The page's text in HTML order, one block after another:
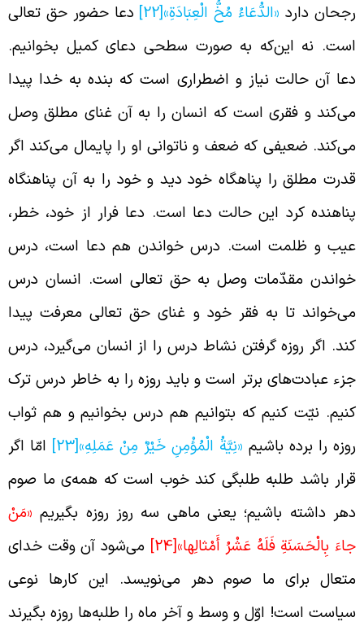
دارد«الدُّعَاءُ مُخُّ الْعِبَادَةِ»[22]
دعا حضور حق تعالی
نه ‌این‌که به صورت سطحی دعای کمیل بخوانیم.
آن حالت نیاز و اضطراری است که بنده به خدا پیدا
و فقری است که انسان را به آن غنای مطلق وصل
ضعیفی که ضعف و ناتوانی او را پایمال می‌کند اگر
مطلق را پناهگاه خود دید و خود را به آن پناهنگاه
کرد این حالت دعا است. دعا فرار از خود، خطر،
و ظلمت است. درس خواندن هم دعا است، درس
مقدّمات وصل به حق تعالی است. انسان درس
تا به فقر خود و غنای حق تعالی معرفت پیدا
اگر روزه گرفتن نشاط درس را از انسان می‌گیرد، درس
عبادت‌های برتر است و باید روزه را به خاطر درس ترک
نیّت کنیم که بتوانیم هم درس بخوانیم و هم ثواب
را برده باشیم«نِيَّةُ الْمُؤْمِنِ خَيْرٌ مِنْ عَمَلِهِ»[23]
امّا اگر
باشد طلبه طلبگی کند خوب است که همه‌ی ما صوم
داشته باشیم؛ یعنی ماهی سه روز روزه بگیریم«مَنْ
بِالْحَسَنَةِ فَلَهُ عَشْرُ أَمْثالِها»[24]
می‌شود آن وقت خدای
برای ما صوم دهر می‌نویسد. این کارها نوعی
است! اوّل و وسط و آخر ماه را طلبه‌ها روزه بگیرند